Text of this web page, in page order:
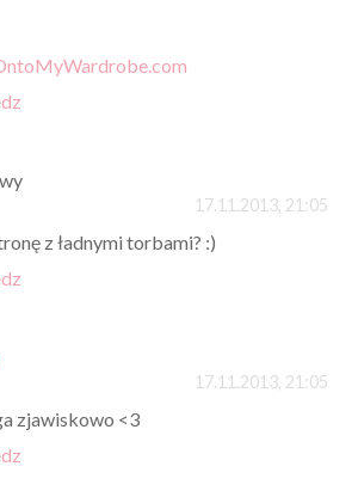
17.11.2013, 21:05
z ładnymi torbami? :)
17.11.2013, 21:05
zjawiskowo <3